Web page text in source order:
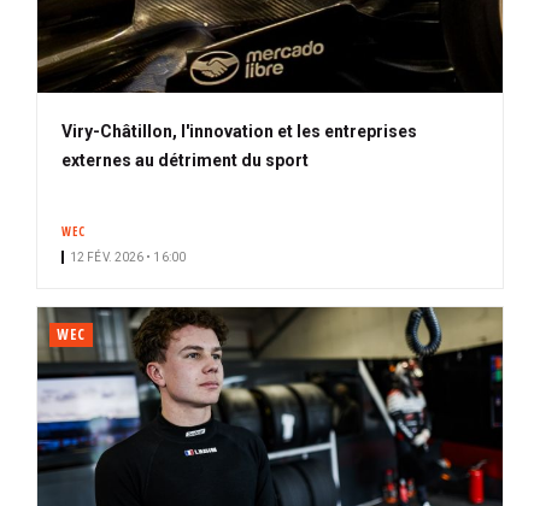
Viry-Châtillon, l'innovation et les entreprises
externes au détriment du sport
WEC
12 FÉV. 2026 • 16:00
WEC